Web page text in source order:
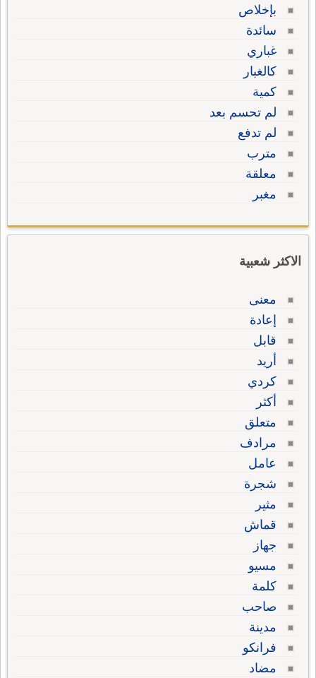
بإخلاص
سائدة
غباري
كالغبار
كمية
لم تحسم بعد
لم تدفع
مترب
معلقة
مغبر
الاكثر شعبية
معنى
إعادة
قابل
أريد
كردي
أكثر
متعلق
مرادف
عامل
شجرة
مثير
قماش
جهاز
مسيو
كلمة
صاحب
مدينة
فرانكو
مضاد